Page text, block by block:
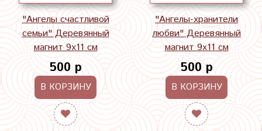
"Ангелы счастливой
семьи" Деревянный
магнит 9х11 см
500 р
В КОРЗИНУ
"Ангелы-хранители
любви" Деревянный
магнит 9х11 см
500 р
В КОРЗИНУ